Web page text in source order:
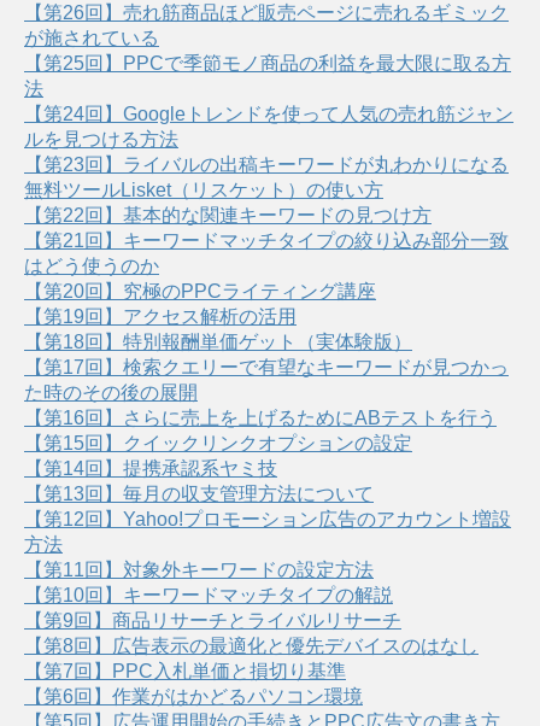
【第26回】売れ筋商品ほど販売ページに売れるギミック
が施されている
【第25回】PPCで季節モノ商品の利益を最大限に取る方
法
【第24回】Googleトレンドを使って人気の売れ筋ジャン
ルを見つける方法
【第23回】ライバルの出稿キーワードが丸わかりになる
無料ツールLisket（リスケット）の使い方
【第22回】基本的な関連キーワードの見つけ方
【第21回】キーワードマッチタイプの絞り込み部分一致
はどう使うのか
【第20回】究極のPPCライティング講座
【第19回】アクセス解析の活用
【第18回】特別報酬単価ゲット（実体験版）
【第17回】検索クエリーで有望なキーワードが見つかっ
た時のその後の展開
【第16回】さらに売上を上げるためにABテストを行う
【第15回】クイックリンクオプションの設定
【第14回】提携承認系ヤミ技
【第13回】毎月の収支管理方法について
【第12回】Yahoo!プロモーション広告のアカウント増設
方法
【第11回】対象外キーワードの設定方法
【第10回】キーワードマッチタイプの解説
【第9回】商品リサーチとライバルリサーチ
【第8回】広告表示の最適化と優先デバイスのはなし
【第7回】PPC入札単価と損切り基準
【第6回】作業がはかどるパソコン環境
【第5回】広告運用開始の手続きとPPC広告文の書き方